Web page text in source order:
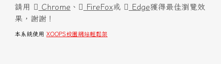
請用
Chrome 、 FireFox或 Edge獲得最佳瀏覽效
果，謝謝！
本系統使用 XOOPS校園網站輕鬆架